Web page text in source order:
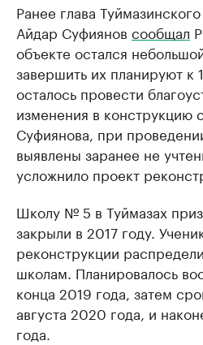
Ранее глава
Айдар Суфиянов сообщал
объекте остался
завершить их планируют к
осталось провести
изменения в конструкцию
Суфиянова, при
выявлены заранее не
усложнило проект
Школу № 5 в Туймазах
закрыли в 2017 году.
реконструкции
школам. Планировалось
конца 2019 года, затем
августа 2020 года, и
года.